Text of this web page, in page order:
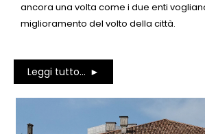
ancora una volta come i due enti
miglioramento del volto della città.
Leggi tutto...